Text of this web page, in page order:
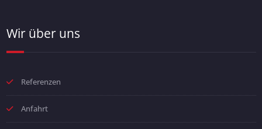
Wir über uns
Referenzen
Anfahrt